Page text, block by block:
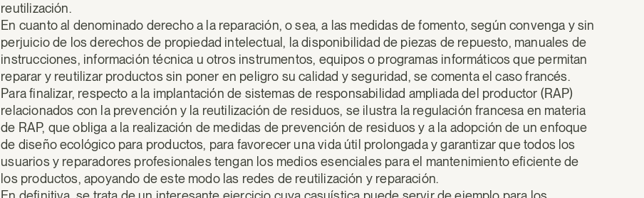
reutilización.
En cuanto al denominado derecho a la reparación, o sea, a las medidas de fomento, según convenga y sin
perjuicio de los derechos de propiedad intelectual, la disponibilidad de piezas de repuesto, manuales de
instrucciones, información técnica u otros instrumentos, equipos o programas informáticos que permitan
reparar y reutilizar productos sin poner en peligro su calidad y seguridad, se comenta el caso francés.
Para finalizar, respecto a la implantación de sistemas de responsabilidad ampliada del productor (RAP)
relacionados con la prevención y la reutilización de residuos, se ilustra la regulación francesa en materia
de RAP, que obliga a la realización de medidas de prevención de residuos y a la adopción de un enfoque
de diseño ecológico para productos, para favorecer una vida útil prolongada y garantizar que todos los
usuarios y reparadores profesionales tengan los medios esenciales para el mantenimiento eficiente de
los productos, apoyando de este modo las redes de reutilización y reparación.